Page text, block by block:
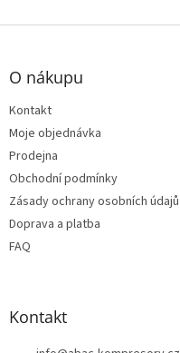
Z
O nákupu
Kontakt
Moje objednávka
Prodejna
Obchodní podmínky
Zásady ochrany osobních údajů
Doprava a platba
FAQ
Kontakt